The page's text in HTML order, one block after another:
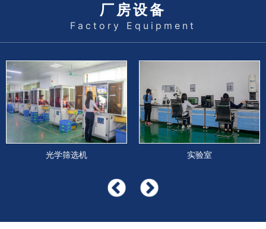
厂房设备
Factory Equipment
光学筛选机 实验室